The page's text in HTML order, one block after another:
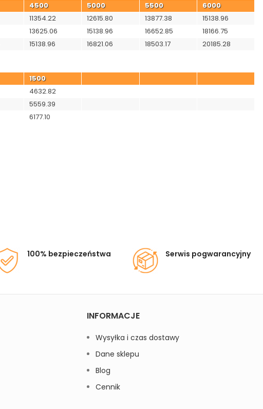
4500 5000 5500
6000
11354.22 12615.80 13877.38
15138.96
13625.06 15138.96 16652.85
18166.75
15138.96 16821.06 18503.17 20185.28
1500
4632.82
5559.39
6177.10
100% bezpieczeństwa Serwis pogwarancyjny
INFORMACJE
Wysyłka i czas dostawy
Dane sklepu
Blog
Cennik